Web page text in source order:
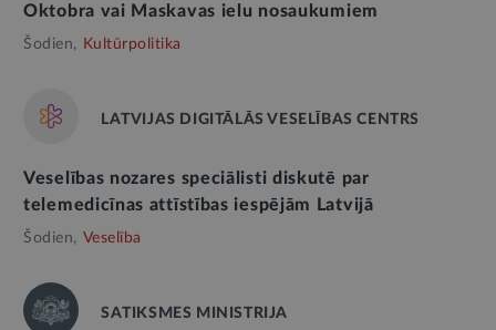
Oktobra vai Maskavas ielu nosaukumiem
Šodien, Kultūrpolitika
LATVIJAS DIGITĀLĀS VESELĪBAS CENTRS
Veselības nozares speciālisti diskutē par
telemedicīnas attīstības iespējām Latvijā
Šodien, Veselība
SATIKSMES MINISTRIJA